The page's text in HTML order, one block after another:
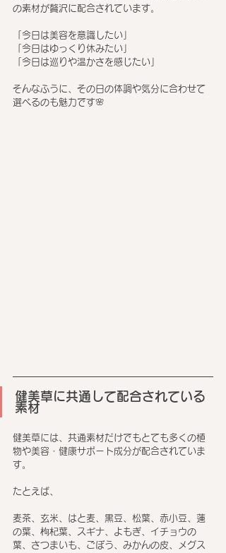
の素材が贅沢に配合されています。
「今日は美容を意識したい」
「今日はゆっくり休みたい」
「今日は巡りや温かさを感じたい」
そんなふうに、その日の体調や気分に合わせて
選べるのも魅力です🌸
健美草に共通して配合されている
素材
健美草には、共通素材だけでもとても多くの植
物や美容・健康サポート成分が配合されていま
す。
たとえば、
麦茶、玄米、はと麦、黒豆、松葉、赤小豆、蓮
の葉、枸杞葉、スギナ、よもぎ、イチョウの
葉、さつまいも、ごぼう、みかんの皮、メグス